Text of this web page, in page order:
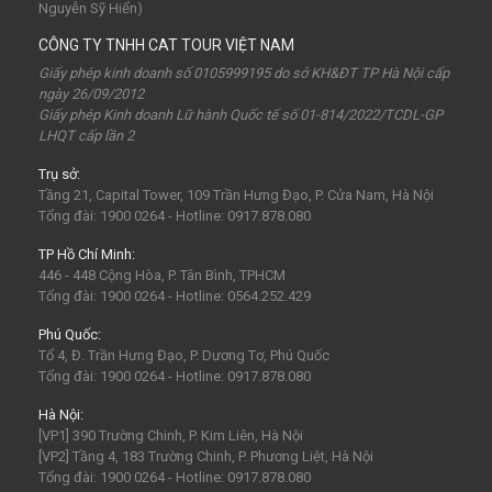
chùa Hương
Sài Gòn
Tết dương Mộc Châu Sapa
Yên Tử
Tam Chúc
chùa Tam Chúc
Sa Pa
30Thg4
Nha Trang
biểu tượng may mắn
con vật may mắn
osaka
du lịch Nhật Bản 7 ngày
khách sạn con nhộng
fukuoka Lào
bar Nhật Bản
mông cổ giá rể
mông cổ có gì visa mông cổ
indonesia
Maldives
Man-đi-vơ LaGi
Nguyễn Sỹ Hiển)
CÔNG TY TNHH CAT TOUR VIỆT NAM
Giấy phép kinh doanh số 0105999195 do sở KH&ĐT TP Hà Nội cấp
ngày 26/09/2012
Giấy phép Kinh doanh Lữ hành Quốc tế số 01-814/2022/TCDL-GP
LHQT cấp lần 2
Trụ sở:
Tầng 21, Capital Tower, 109 Trần Hưng Đạo, P. Cửa Nam, Hà Nội
Tổng đài: 1900 0264 - Hotline: 0917.878.080
TP Hồ Chí Minh:
446 - 448 Cộng Hòa, P. Tân Bình, TPHCM
Tổng đài: 1900 0264 - Hotline: 0564.252.429
Phú Quốc:
Tổ 4, Đ. Trần Hưng Đạo, P. Dương Tơ, Phú Quốc
Tổng đài: 1900 0264 - Hotline: 0917.878.080
Hà Nội:
[VP1] 390 Trường Chinh, P. Kim Liên, Hà Nội
[VP2] Tầng 4, 183 Trường Chinh, P. Phương Liệt, Hà Nội
Tổng đài: 1900 0264 - Hotline: 0917.878.080